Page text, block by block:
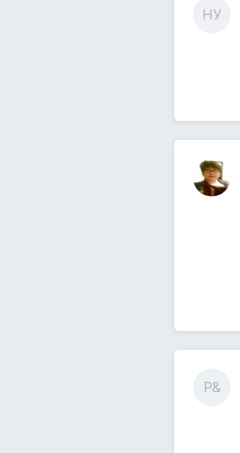
НУ
Р&